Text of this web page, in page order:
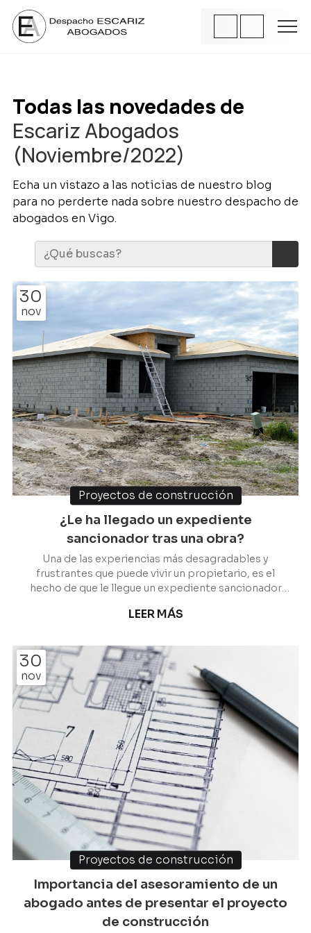
Todas las novedades de
Escariz Abogados
(Noviembre/2022)
Echa un vistazo a las noticias de nuestro blog
para no perderte nada sobre nuestro despacho de
abogados en Vigo.
30
nov
¿Le ha llegado un expediente
sancionador tras una obra?
Proyectos de construcción
Una de las experiencias más desagradables y
frustrantes que puede vivir un propietario, es el
hecho de que le llegue un expediente sancionador
una reforma integral, una rehabilitación, etcétera.
derribar lo construido? ¿Hay que pagar una multa?
Estas y otras cuestiones serán respondidas en el
presente artículo que hemos preparado desde
Escariz Abogados. Somos un bufete de abogados en
Vigo y un...
LEER MÁS
30
nov
Importancia del asesoramiento de un
abogado antes de presentar el proyecto
de construcción
Proyectos de construcción